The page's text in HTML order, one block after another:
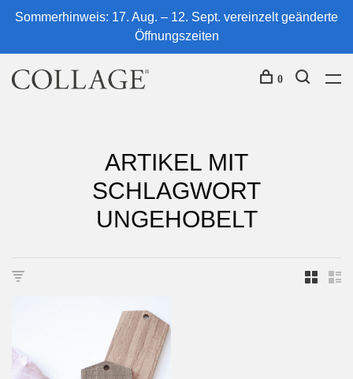
Sommerhinweis: 17. Aug. – 12. Sept. vereinzelt geänderte
Öffnungszeiten
0
ARTIKEL MIT
SCHLAGWORT
UNGEHOBELT